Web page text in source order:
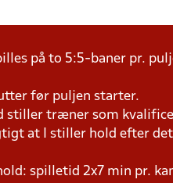
på to 5:5-baner pr.
før puljen starter.
stiller træner som
at I stiller hold efter
spilletid 2x7 min pr.